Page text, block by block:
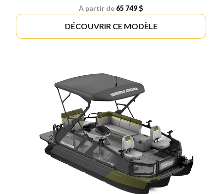
À partir de 65 749 $
DÉCOUVRIR CE MODÈLE